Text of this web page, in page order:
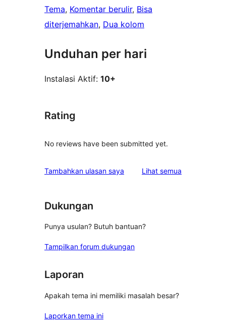
Tema, Komentar berulir, Bisa
diterjemahkan, Dua kolom
Unduhan per hari
Instalasi Aktif: 10+
Rating
No reviews have been submitted yet.
Tambahkan ulasan saya Lihat semua
Dukungan
Punya usulan? Butuh bantuan?
Tampilkan forum dukungan
Laporan
Apakah tema ini memiliki masalah besar?
Laporkan tema ini